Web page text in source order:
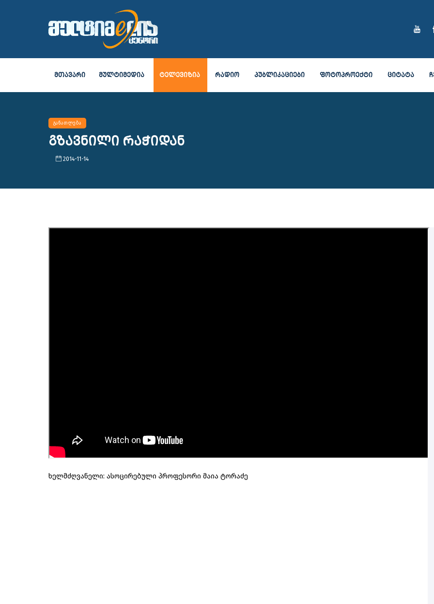
ᲛᲗᲐᲕᲐᲠᲘ ᲛᲣᲚᲢᲘᲛᲔᲓᲘᲐ ᲢᲔᲚᲔᲕᲘᲖᲘᲐ ᲠᲐᲓᲘᲝ ᲞᲣᲑᲚᲘᲙᲐᲪᲘᲔᲑᲘ ᲤᲝᲢᲝᲞᲠᲝᲔᲥᲢᲘ ᲪᲘᲢᲐᲢᲐ
განათლება
გზავნილი რაჭიდან
2014-11-14
ხელმძღვანელი: ასოცირებული პროფესორი მაია ტორაძე